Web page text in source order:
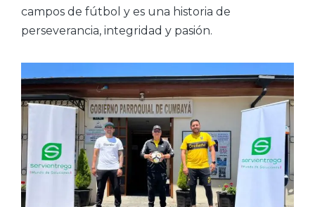
campos de fútbol y es una historia de
perseverancia, integridad y pasión.